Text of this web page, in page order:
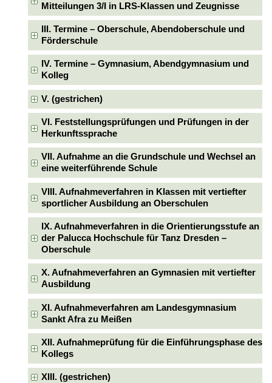
Mitteilungen 3/I in LRS-Klassen und Zeugnisse
III. Termine – Oberschule, Abendoberschule und
Förderschule
IV. Termine – Gymnasium, Abendgymnasium und
Kolleg
V. (gestrichen)
VI. Feststellungsprüfungen und Prüfungen in der
Herkunftssprache
VII. Aufnahme an die Grundschule und Wechsel an
eine weiterführende Schule
VIII. Aufnahmeverfahren in Klassen mit vertiefter
sportlicher Ausbildung an Oberschulen
IX. Aufnahmeverfahren in die Orientierungsstufe an
der Palucca Hochschule für Tanz Dresden –
Oberschule
X. Aufnahmeverfahren an Gymnasien mit vertiefter
Ausbildung
XI. Aufnahmeverfahren am Landesgymnasium
Sankt Afra zu Meißen
XII. Aufnahmeprüfung für die Einführungsphase des
Kollegs
XIII. (gestrichen)